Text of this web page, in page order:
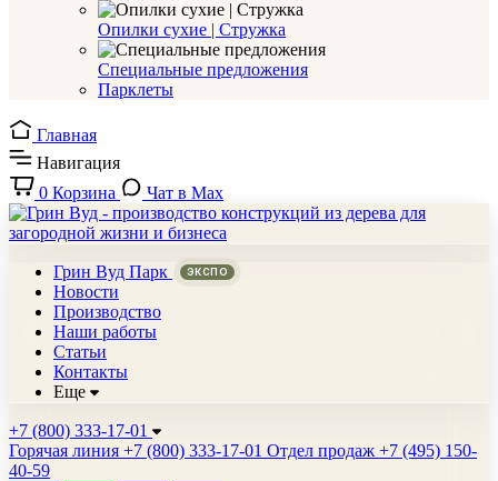
Опилки сухие | Стружка
Специальные предложения
Парклеты
Главная
Навигация
0 Корзина Чат в Max
Грин Вуд Парк
Новости
Производство
Наши работы
Статьи
Контакты
Еще
+7 (800) 333-17-01
Горячая линия +7 (800) 333-17-01 Отдел продаж +7 (495) 150-
40-59